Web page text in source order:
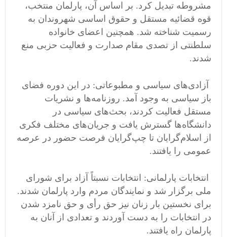
مشروطه تبدیل کرد. بر اساس آن، پارلمان منتخب،
قوه قضائیه مستقل و حقوق اساسی شهروندان به
رسمیت شناخته شد. همچنین اعضای خانواده
سلطنتی از تصدی مقام صدارت و فعالیت حزبی منع
شدند.
آزادی‌های سیاسی و مطبوعاتی: در این دوره فضای
باز سیاسی به وجود آمد. روزنامه‌ها و نشریات
مستقل فعالیت کردند، بحث‌های سیاسی در
دانشگاه‌ها گسترش یافت و جریان‌های مختلف فکری
از اسلام‌گرایان تا چپ‌گرایان فرصت حضور در عرصه
عمومی را یافتند.
انتخابات پارلمانی: انتخابات نسبتاً آزاد برای شورای
ملی برگزار شد و نمایندگان مردم وارد پارلمان شدند.
برای نخستین بار زنان نیز حق رأی و حق نامزد شدن
در انتخابات را به دست آوردند و تعدادی از آنان به
پارلمان راه یافتند.